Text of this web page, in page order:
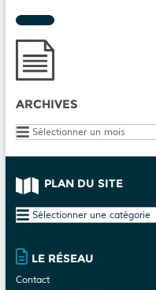
ARCHIVES
Archives
PLAN DU SITE
Plan
site
LE RÉSEAU
Contact